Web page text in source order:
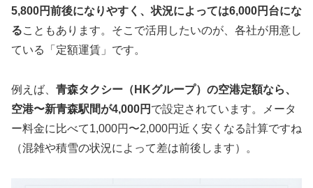
5,800円前後になりやすく、状況によっては6,000円台にな
ることもあります。そこで活用したいのが、各社が用意し
ている
「定額運賃」 です。
例えば、 青森タクシー（HKグループ）の空港定額なら、
空港〜新青森駅間が4,000円 で設定されています。メータ
ー料金に比べて1,000円〜2,000円近く安くなる計算ですね
（混雑や積雪の状況によって差は前後します）。